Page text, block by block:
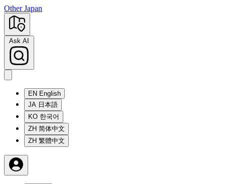
Other Japan
Ask AI
EN English
JA 日本語
KO 한국어
ZH 简体中文
ZH 繁體中文